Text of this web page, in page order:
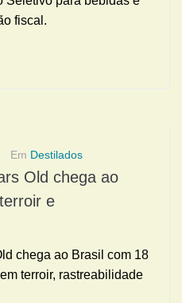
fiscal.
Em Destilados
Old chega ao
e
chega ao Brasil com 18
terroir, rastreabilidade